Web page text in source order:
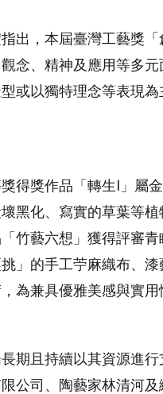
出，本屆臺灣工藝獎
念、精神及應用等多
或以獨特理念等表現
獎得獎作品「轉生I」屬
黑化、寫實的草葉等
竹藝六想」獲得評審
」的手工苧麻織布、
為兼具優雅美感與實用
長期且持續以其資源進
公司、陶藝家林清河